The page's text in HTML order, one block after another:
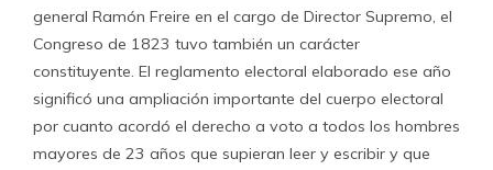
general Ramón Freire en el cargo de Director Supremo, el
Congreso de 1823 tuvo también un carácter
constituyente. El reglamento electoral elaborado ese año
significó una ampliación importante del cuerpo electoral
por cuanto acordó el derecho a voto a todos los hombres
mayores de 23 años que supieran leer y escribir y que